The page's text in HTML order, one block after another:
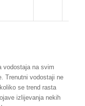
vodostaja na svim
Trenutni vodostaji ne
se trend rasta
izlijevanja nekih